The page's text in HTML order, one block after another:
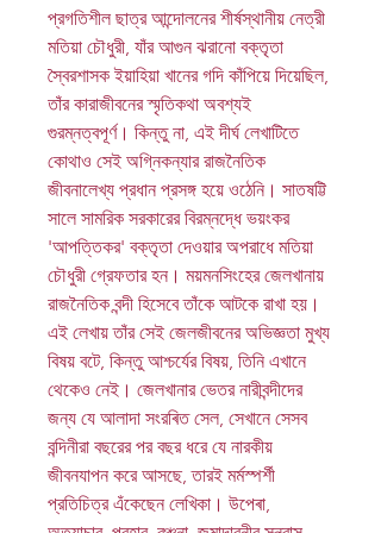
প্রগতিশীল ছাত্র আন্দোলনের শীর্ষস্থানীয় নেত্রী
মতিয়া চৌধুরী, যাঁর আগুন ঝরানো বক্তৃতা
স্বৈরশাসক ইয়াহিয়া খানের গদি কাঁপিয়ে দিয়েছিল,
তাঁর কারাজীবনের স্মৃতিকথা অবশ্যই
গুরম্নত্বপূর্ণ। কিন্তু না, এই দীর্ঘ লেখাটিতে
কোথাও সেই অগি্নকন্যার রাজনৈতিক
জীবনালেখ্য প্রধান প্রসঙ্গ হয়ে ওঠেনি। সাতষট্টি
সালে সামরিক সরকারের বিরম্নদ্ধে ভয়ংকর
'আপত্তিকর' বক্তৃতা দেওয়ার অপরাধে মতিয়া
চৌধুরী গ্রেফতার হন। ময়মনসিংহের জেলখানায়
রাজনৈতিক বন্দী হিসেবে তাঁকে আটকে রাখা হয়।
এই লেখায় তাঁর সেই জেলজীবনের অভিজ্ঞতা মুখ্য
বিষয় বটে, কিন্তু আশ্চর্যের বিষয়, তিনি এখানে
থেকেও নেই। জেলখানার ভেতর নারীবন্দীদের
জন্য যে আলাদা সংরৰিত সেল, সেখানে সেসব
বন্দিনীরা বছরের পর বছর ধরে যে নারকীয়
জীবনযাপন করে আসছে, তারই মর্মস্পর্শী
প্রতিচিত্র এঁকেছেন লেখিকা। উপেৰা,